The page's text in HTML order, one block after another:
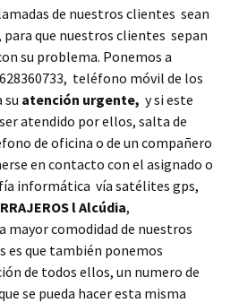
de nuestros clientes sean
que nuestros clientes sepan
su problema. Ponemos a
teléfono móvil de los
su atención urgente, y si este
atendido por ellos, salta de
de oficina o de un compañero
en contacto con el asignado o
informática vía satélites gps,
l Alcúdia,
mayor comodidad de nuestros
es que también ponemos
de todos ellos, un numero de
se pueda hacer esta misma